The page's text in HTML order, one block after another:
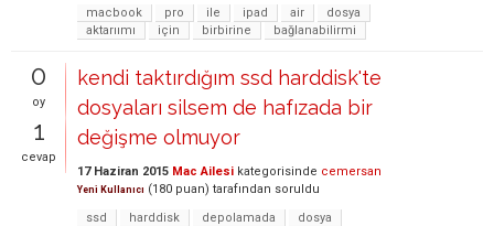
macbook
pro ile ipad air
dosya
aktarıımı
için birbirine bağlanabilirmi
0
oy
1
cevap
kendi taktırdığım ssd harddisk'te
dosyaları silsem de hafızada bir
değişme olmuyor
17 Haziran 2015 Mac Ailesi kategorisinde cemersan
Yeni Kullanıcı (180 puan) tarafından soruldu
ssd
harddisk depolamada
dosya